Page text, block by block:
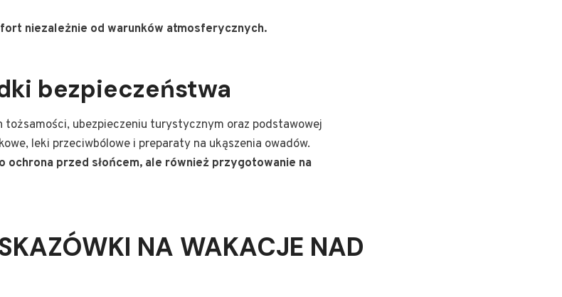
niezależnie od warunków atmosferycznych.
bezpieczeństwa
tożsamości, ubezpieczeniu turystycznym oraz podstawowej
leki przeciwbólowe i preparaty na ukąszenia owadów.
przed słońcem, ale również przygotowanie na
NA WAKACJE NAD